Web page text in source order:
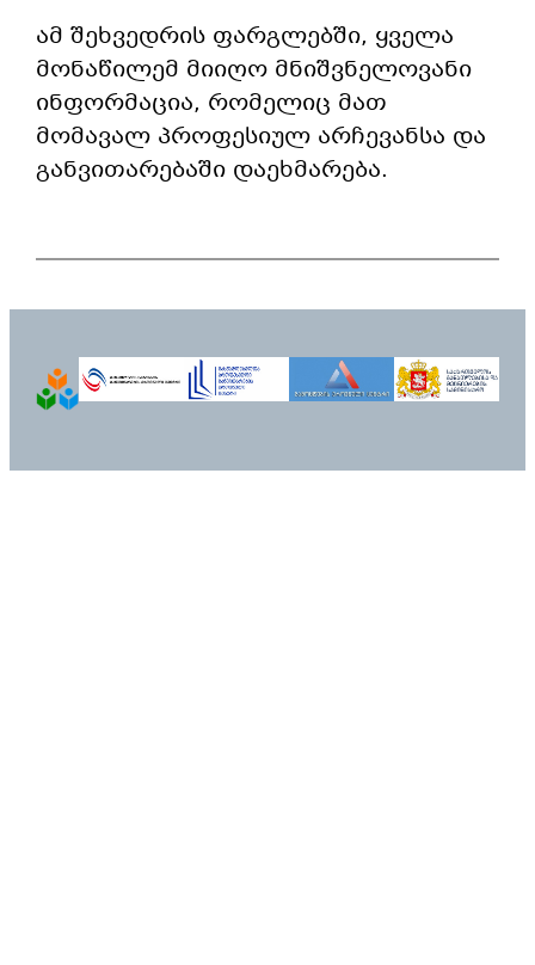
ამ შეხვედრის ფარგლებში, ყველა
მონაწილემ მიიღო მნიშვნელოვანი
ინფორმაცია, რომელიც მათ
მომავალ პროფესიულ არჩევანსა და
განვითარებაში დაეხმარება.